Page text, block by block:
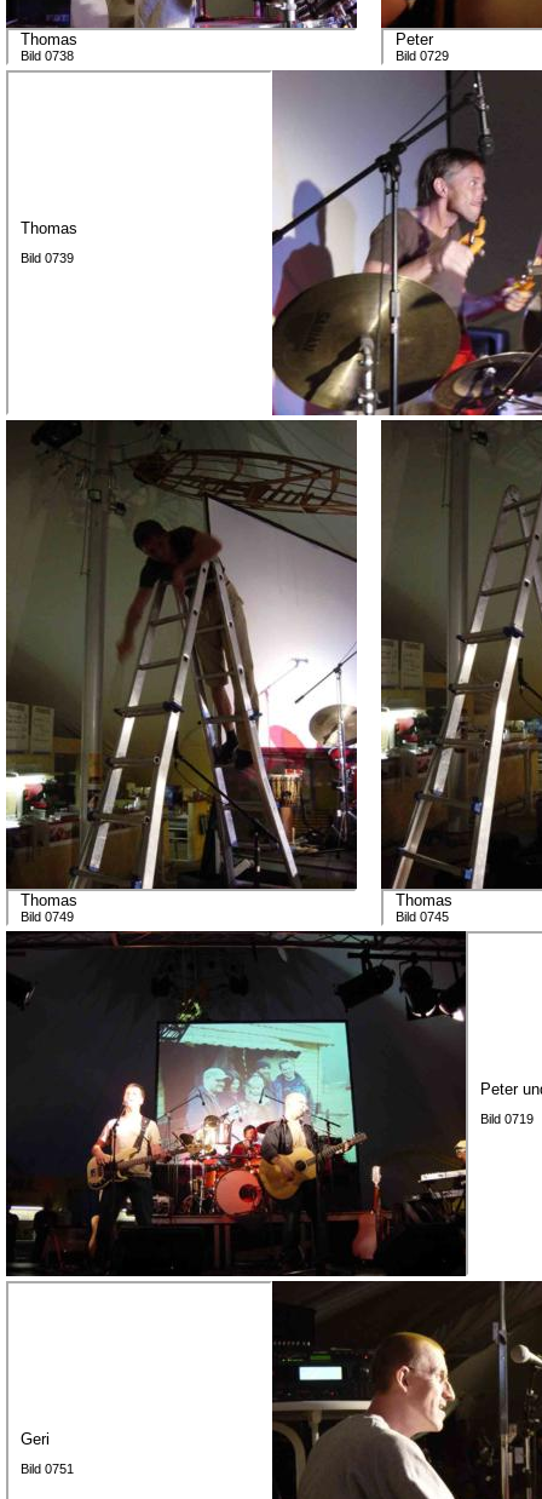
Thomas
Bild 0738
Peter
Bild 0729
Thomas
Bild 0739
Thomas
Bild 0749
Thomas
Bild 0745
Peter
Bild 0719
Geri
Bild 0751